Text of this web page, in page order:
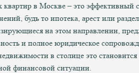
в Москве – это эффективный
будь то ипотека, арест или раздел
на этом направлении,
и полное юридическое
в столице это становится
финансовой ситуации.